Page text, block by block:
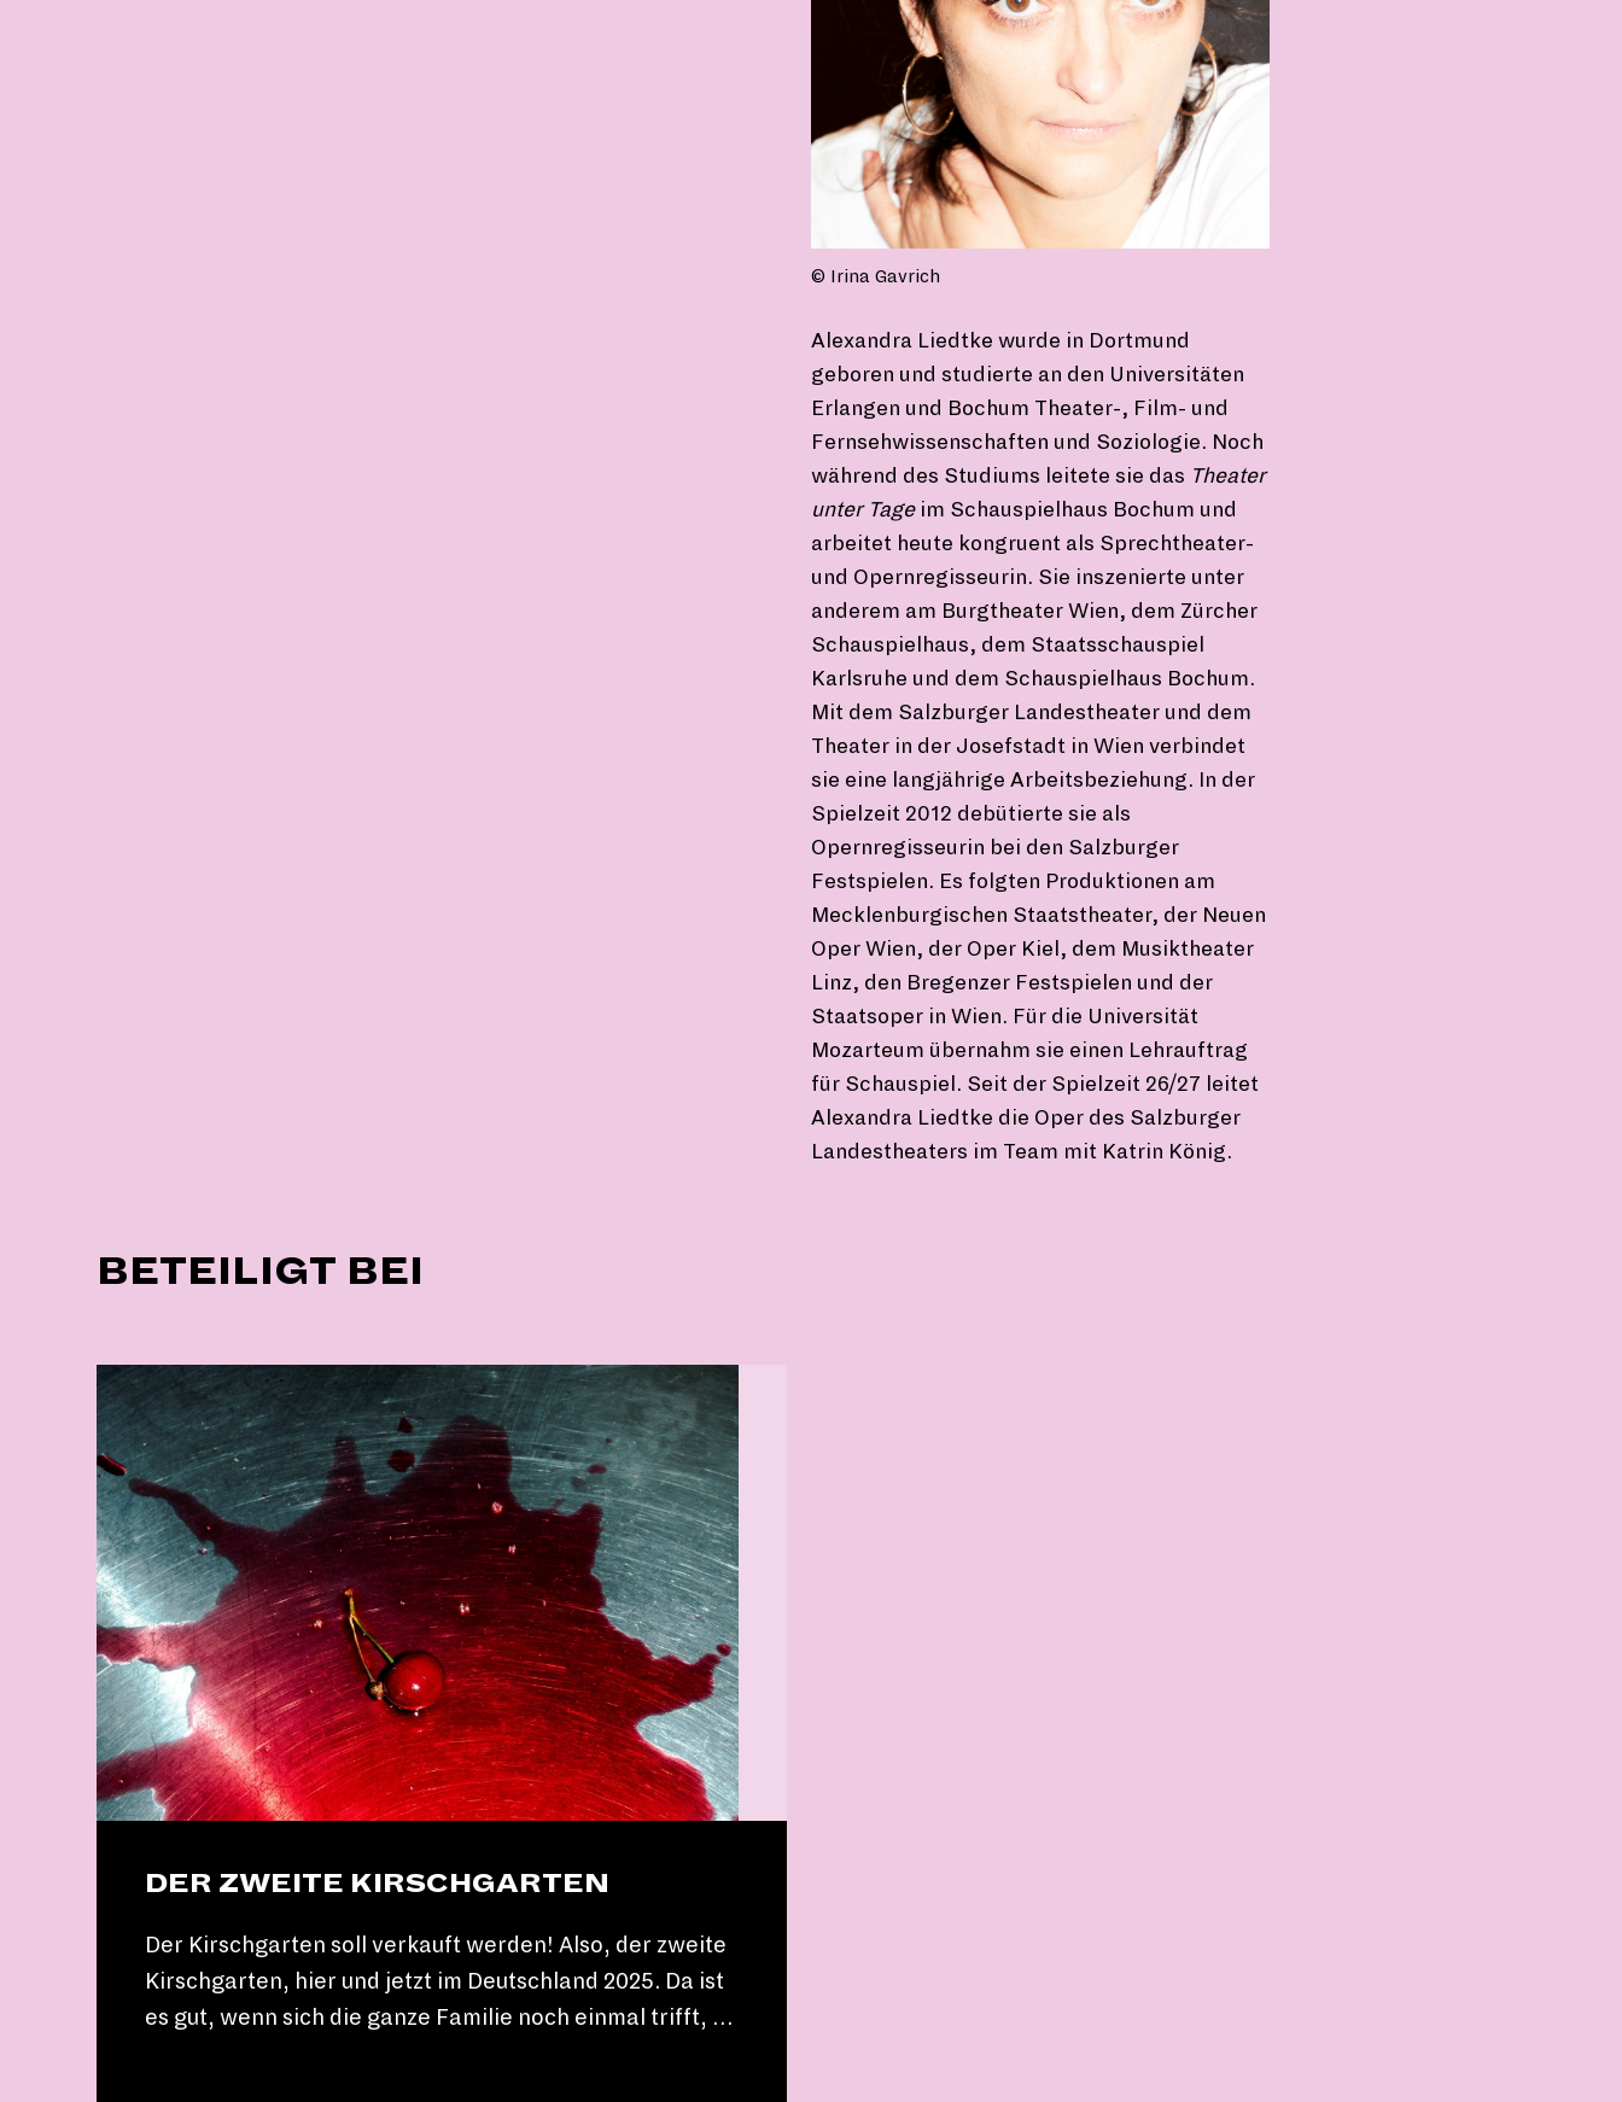
© Irina Gavrich
Alexandra Liedtke wurde in Dortmund
geboren und studierte an den Universitäten
Erlangen und Bochum Theater-, Film- und
Fernsehwissenschaften und Soziologie. Noch
während des Studiums leitete sie das Theater
unter Tageim Schauspielhaus Bochum und
arbeitet heute kongruent als Sprechtheater-
und Opernregisseurin. Sie inszenierte unter
anderem am Burgtheater Wien, dem Zürcher
Schauspielhaus, dem Staatsschauspiel
Karlsruhe und dem Schauspielhaus Bochum.
Mit dem Salzburger Landestheater und dem
Theater in der Josefstadt in Wien verbindet
sie eine langjährige Arbeitsbeziehung. In der
Spielzeit 2012 debütierte sie als
Opernregisseurin bei den Salzburger
Festspielen. Es folgten Produktionen am
Mecklenburgischen Staatstheater, der Neuen
Oper Wien, der Oper Kiel, dem Musiktheater
Linz, den Bregenzer Festspielen und der
Staatsoper in Wien. Für die Universität
Mozarteum übernahm sie einen Lehrauftrag
für Schauspiel. Seit der Spielzeit 26/27 leitet
Alexandra Liedtke die Oper des Salzburger
Landestheaters im Team mit Katrin König.
BETEILIGT BEI
DER ZWEITE KIRSCHGARTEN
Der Kirschgarten soll verkauft werden! Also, der zweite
Kirschgarten, hier und jetzt im Deutschland 2025. Da ist
es gut, wenn sich die ganze Familie noch einmal trifft, …